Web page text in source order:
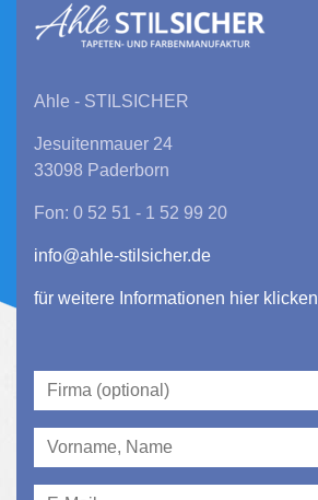
Ahle - STILSICHER
Jesuitenmauer 24
33098 Paderborn
Fon: 0 52 51 - 1 52 99 20
info@ahle-stilsicher.de
für weitere Informationen hier klicken